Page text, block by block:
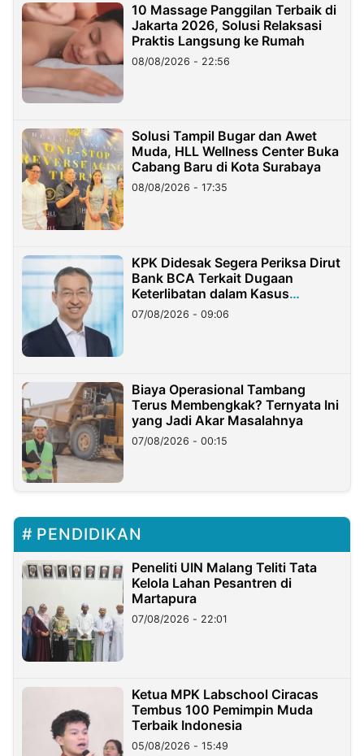
10 Massage Panggilan Terbaik di
Jakarta 2026, Solusi Relaksasi
Praktis Langsung ke Rumah
08/08/2026 - 22:56
Solusi Tampil Bugar dan Awet
Muda, HLL Wellness Center Buka
Cabang Baru di Kota Surabaya
08/08/2026 - 17:35
KPK Didesak Segera Periksa Dirut
Bank BCA Terkait Dugaan
Keterlibatan dalam Kasus
Hilangnya Dana Nasabah Rp2,58
Miliar
07/08/2026 - 09:06
Biaya Operasional Tambang
Terus Membengkak? Ternyata Ini
yang Jadi Akar Masalahnya
07/08/2026 - 00:15
PENDIDIKAN
Peneliti UIN Malang Teliti Tata
Kelola Lahan Pesantren di
Martapura
07/08/2026 - 22:01
Ketua MPK Labschool Ciracas
Tembus 100 Pemimpin Muda
Terbaik Indonesia
05/08/2026 - 15:49